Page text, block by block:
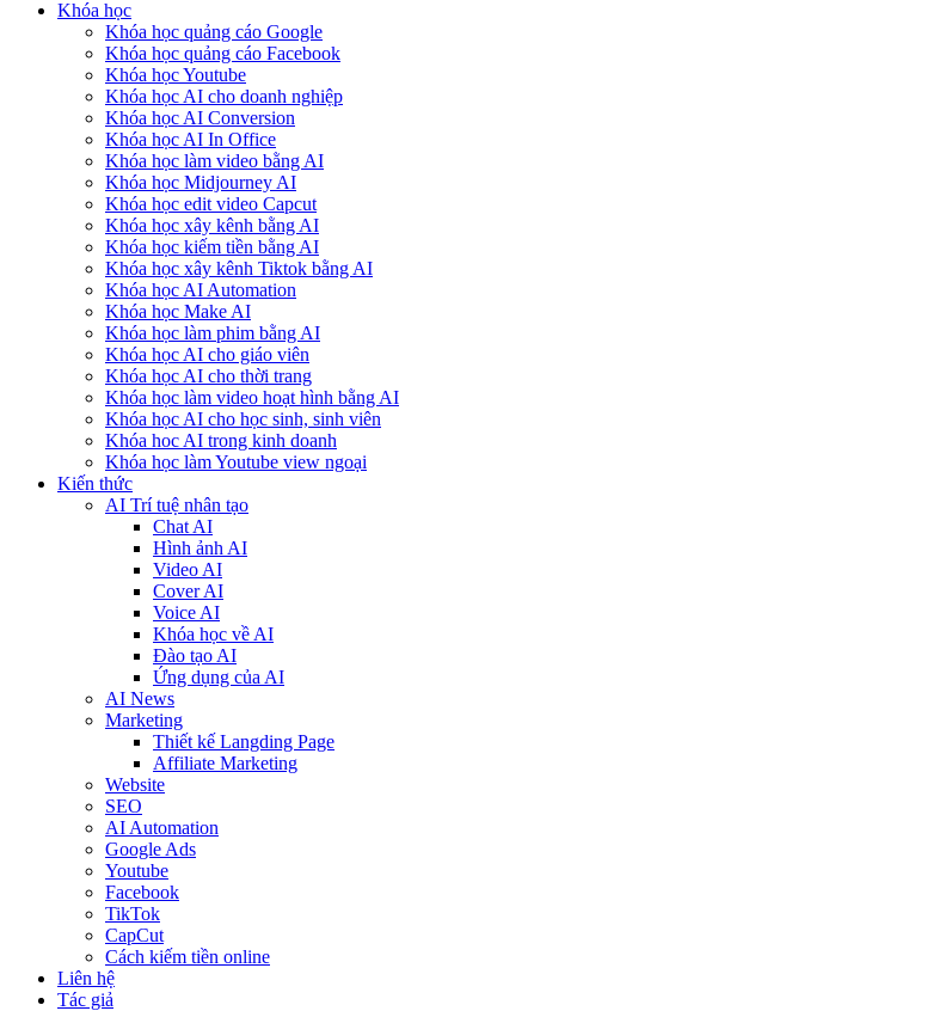
Khóa học
Khóa học quảng cáo Google
Khóa học quảng cáo Facebook
Khóa học Youtube
Khóa học AI cho doanh nghiệp
Khóa học AI Conversion
Khóa học AI In Office
Khóa học làm video bằng AI
Khóa học Midjourney AI
Khóa học edit video Capcut
Khóa học xây kênh bằng AI
Khóa học kiếm tiền bằng AI
Khóa học xây kênh Tiktok bằng AI
Khóa học AI Automation
Khóa học Make AI
Khóa học làm phim bằng AI
Khóa học AI cho giáo viên
Khóa học AI cho thời trang
Khóa học làm video hoạt hình bằng AI
Khóa học AI cho học sinh, sinh viên
Khóa hoc AI trong kinh doanh
Khóa học làm Youtube view ngoại
Kiến thức
AI Trí tuệ nhân tạo
Chat AI
Hình ảnh AI
Video AI
Cover AI
Voice AI
Khóa học về AI
Đào tạo AI
Ứng dụng của AI
AI News
Marketing
Thiết kế Langding Page
Affiliate Marketing
Website
SEO
AI Automation
Google Ads
Youtube
Facebook
TikTok
CapCut
Cách kiếm tiền online
Liên hệ
Tác giả